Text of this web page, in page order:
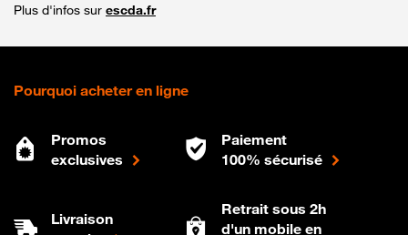
Plus d'infos sur escda.fr
Pourquoi acheter en ligne
Promos
exclusives
Paiement
100% sécurisé
Livraison
Retrait sous 2h
d'un mobile en